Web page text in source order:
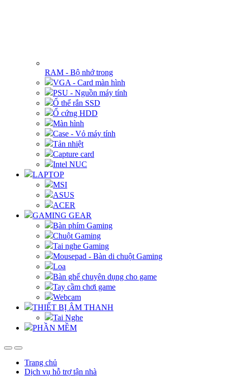
RAM - Bộ nhớ trong
VGA - Card màn hình
PSU - Nguồn máy tính
Ổ thể rắn SSD
Ổ cứng HDD
Màn hình
Case - Vỏ máy tính
Tản nhiệt
Capture card
Intel NUC
LAPTOP
MSI
ASUS
ACER
GAMING GEAR
Bàn phím Gaming
Chuột Gaming
Tai nghe Gaming
Mousepad - Bàn di chuột Gaming
Loa
Bàn ghế chuyên dụng cho game
Tay cầm chơi game
Webcam
THIẾT BỊ ÂM THANH
Tai Nghe
PHẦN MỀM
Trang chủ
Dịch vụ hỗ trợ tận nhà